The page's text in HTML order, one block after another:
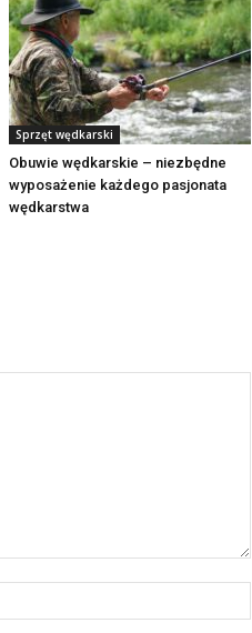
Sprzęt wędkarski
Obuwie wędkarskie – niezbędne
wyposażenie każdego pasjonata
wędkarstwa